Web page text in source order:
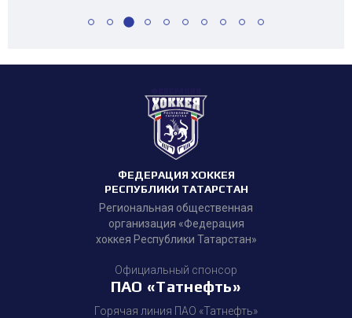
ФЕДЕРАЦИЯ ХОККЕЯ
РЕСПУБЛИКИ ТАТАРСТАН
Региональная общественная
организация «Федерация
хоккея Республики Татарстан»
Официальный спонсор
ПАО «Татнефть»
Горячая линия ПАО «Татнефть»